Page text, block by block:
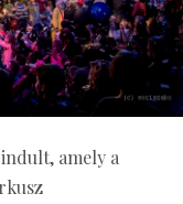
amely a